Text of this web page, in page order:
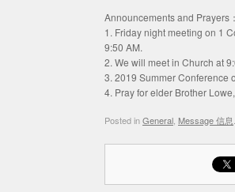
Announcements and Prayers：
1. Friday night meeting on 1
9:50 AM.
2. We will meet in Church at
3. 2019 Summer Conference
4. Pray for elder Brother
Posted inGeneral Message 信息